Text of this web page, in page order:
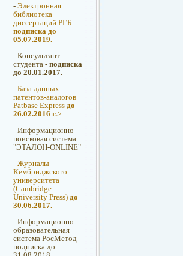
- Электронная
библиотека
диссертаций РГБ -
подписка до
05.07.2019.
- Консультант
студента - подписка
до 20.01.2017.
- База данных
патентов-аналогов
Patbase Express до
26.02.2016 г.>
- Информационно-
поисковая система
"ЭТАЛОН-ONLINE"
- Журналы
Кембриджского
университета
(Cambridge
University Press) до
30.06.2017.
- Информационно-
образовательная
система РосМетод -
подписка до